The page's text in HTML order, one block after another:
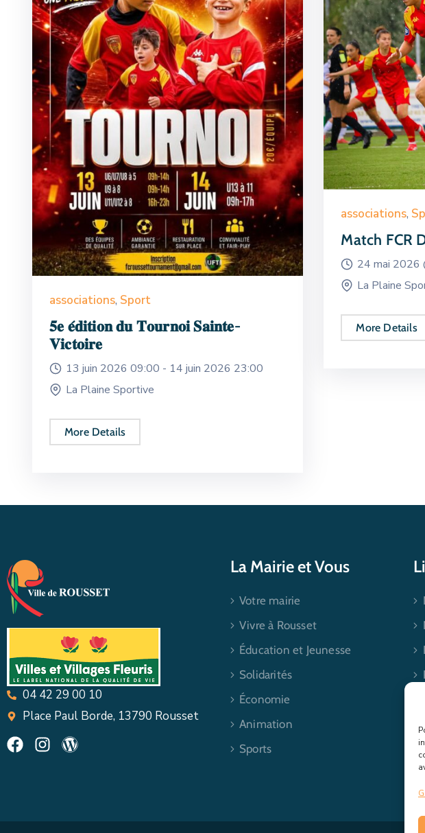
associations, Sport
𝟓𝐞 𝐞́𝐝𝐢𝐭𝐢𝐨𝐧 𝐝𝐮 𝐓𝐨𝐮𝐫𝐧𝐨𝐢 𝐒𝐚𝐢𝐧𝐭𝐞-
𝐕𝐢𝐜𝐭𝐨𝐢𝐫𝐞
13 juin 2026 09:00 - 14 juin 2026 23:00
La Plaine Sportive
More Details
associations,
Match FCR
24 mai 2026
La Plaine
More Details
04 42 29 00 10
Place Paul Borde, 13790 Rousset
La Mairie et Vous
Votre mairie
Vivre à Rousset
Éducation et Jeunesse
Solidarités
Économie
Animation
Sports